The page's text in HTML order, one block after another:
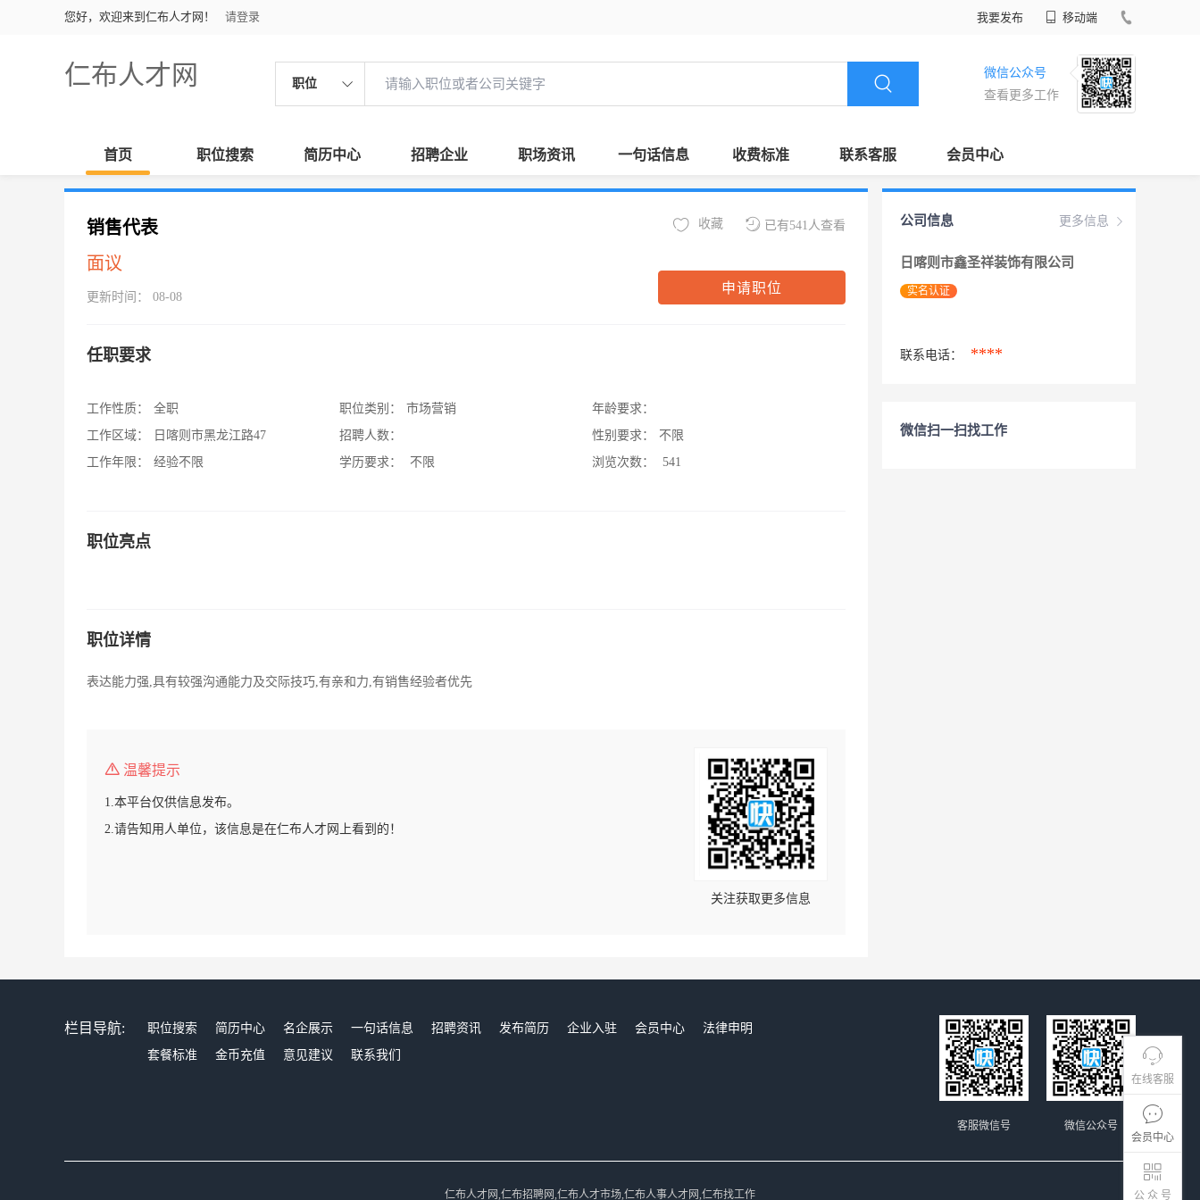
您好，欢迎来到仁布人才网！ 请登录 我要发布 移动端
仁布人才网 职位
微信公众号
查看更多工作
首页 职位搜索 简历中心 招聘企业 职场资讯 一句话信息 收费标准 联系客服 会员中心
在线客服
会员中心
公 众 号
销售代表
面议
更新时间： 08-08
已有541人查看
收藏
申请职位
任职要求
工作性质：
全职
工作区域：
日喀则市黑龙江路47
工作年限：
经验不限
职位类别：
市场营销
招聘人数：
学历要求：
不限
年龄要求：
性别要求：
不限
浏览次数：
541
职位亮点
职位详情
表达能力强,具有较强沟通能力及交际技巧,有亲和力,有销售经验者优先
温馨提示
1.本平台仅供信息发布。
2.请告知用人单位，该信息是在仁布人才网上看到的！
关注获取更多信息
更多信息
公司信息
日喀则市鑫圣祥装饰有限公司
实名认证
联系电话： ****
微信扫一扫找工作
栏目导航: 职位搜索 简历中心 名企展示 一句话信息 招聘资讯 发布简历 企业入驻 会员中心
法律申明
套餐标准
金币充值 意见建议 联系我们
微信公众号
客服微信号
仁布人才网,仁布招聘网,仁布人才市场,仁布人事人才网,仁布找工作